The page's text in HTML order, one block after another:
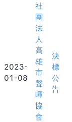
2023-
01-08
社
團
法
人
高
雄
市
聲
暉
協
會
決
標
公
告